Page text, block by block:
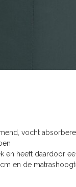
vocht
en heeft daardoor
en de